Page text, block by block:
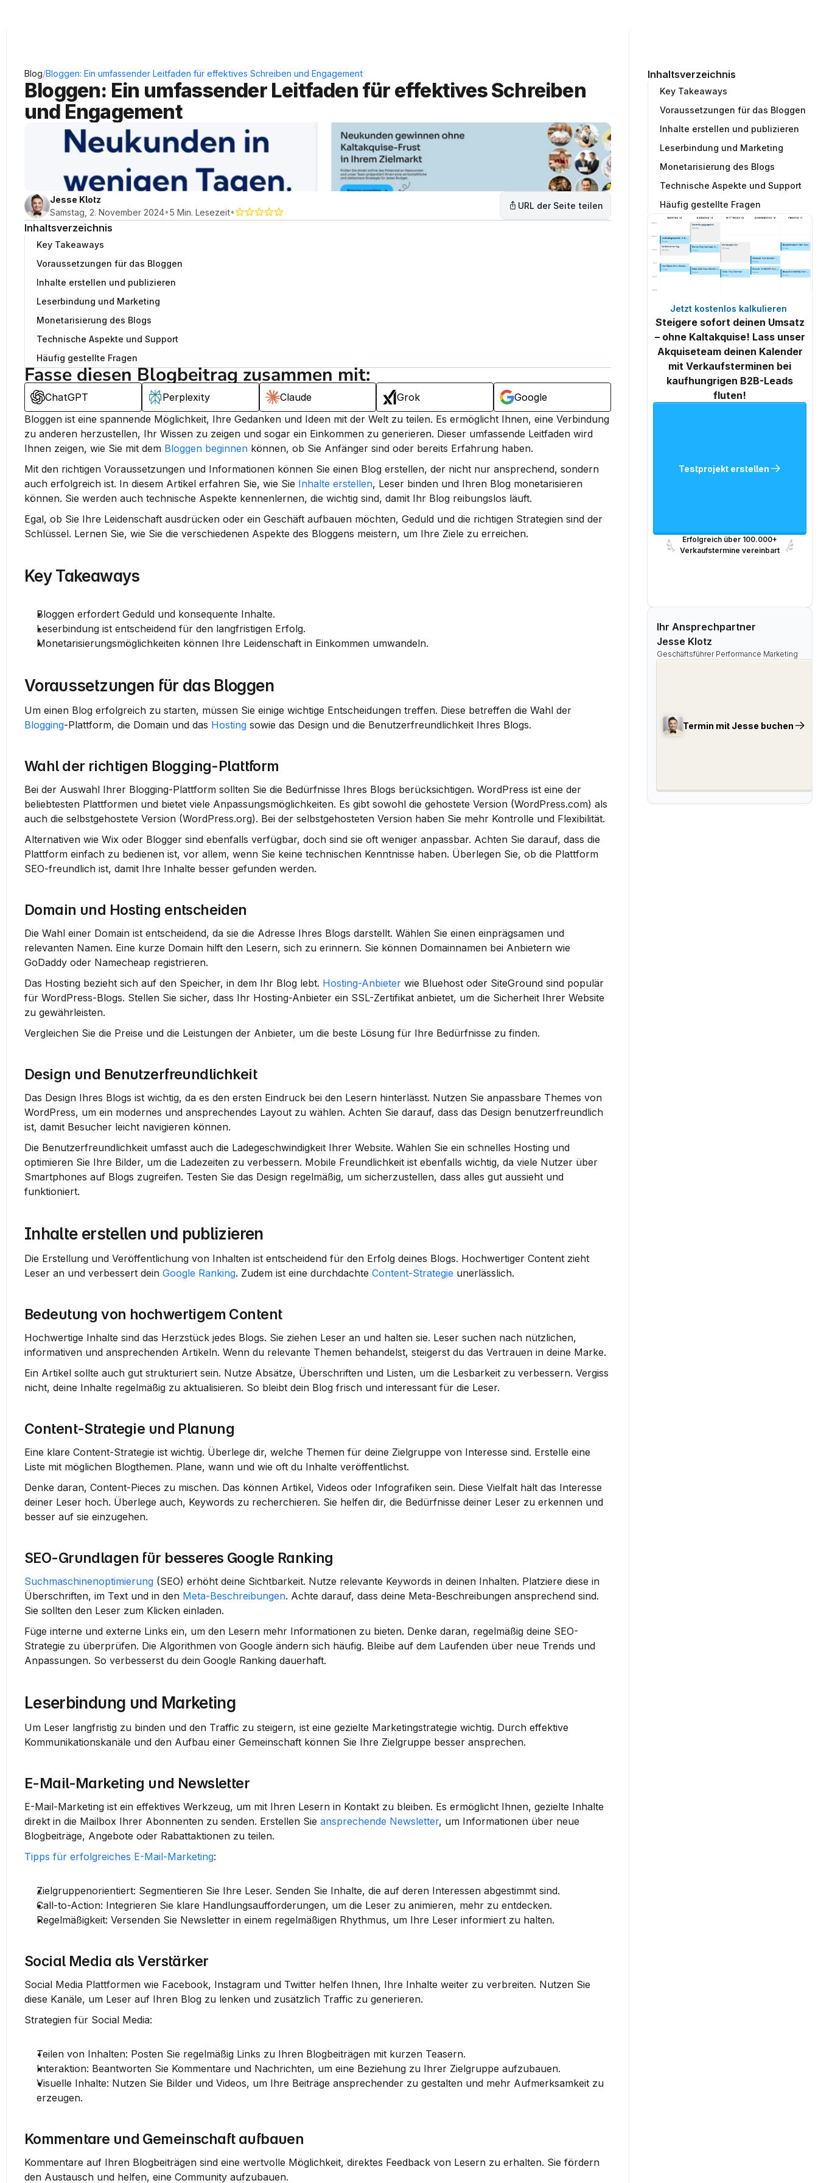
Inhaltsverzeichnis
Key Takeaways
Voraussetzungen für das Bloggen
Inhalte erstellen und publizieren
Leserbindung und Marketing
Monetarisierung des Blogs
Technische Aspekte und Support
Häufig gestellte Fragen
Jetzt kostenlos kalkulieren
Steigere sofort deinen Umsatz
– ohne Kaltakquise! Lass unser
Akquiseteam deinen Kalender
mit Verkaufsterminen bei
kaufhungrigen B2B-Leads
fluten!
Testprojekt erstellen
Erfolgreich über 100.000+
Verkaufstermine vereinbart
Ihr Ansprechpartner
Jesse Klotz
Geschäftsführer Performance Marketing
Termin mit Jesse buchen
Blog/Bloggen: Ein umfassender Leitfaden für effektives Schreiben und Engagement
Bloggen: Ein umfassender Leitfaden für effektives Schreiben
und Engagement
Jesse Klotz
Samstag, 2. November 2024•5 Min. Lesezeit•
URL der Seite teilen
Inhaltsverzeichnis
Key Takeaways
Voraussetzungen für das Bloggen
Inhalte erstellen und publizieren
Leserbindung und Marketing
Monetarisierung des Blogs
Technische Aspekte und Support
Häufig gestellte Fragen
Fasse diesen Blogbeitrag zusammen mit:
ChatGPT Perplexity Claude Grok
Google
Bloggen ist eine spannende Möglichkeit, Ihre Gedanken und Ideen mit der Welt zu teilen. Es ermöglicht Ihnen, eine Verbindung
zu anderen herzustellen, Ihr Wissen zu zeigen und sogar ein Einkommen zu generieren. Dieser umfassende Leitfaden wird
Ihnen zeigen, wie Sie mit dem Bloggen beginnen können, ob Sie Anfänger sind oder bereits Erfahrung haben.
Mit den richtigen Voraussetzungen und Informationen können Sie einen Blog erstellen, der nicht nur ansprechend, sondern
auch erfolgreich ist. In diesem Artikel erfahren Sie, wie Sie Inhalte erstellen, Leser binden und Ihren Blog monetarisieren
können. Sie werden auch technische Aspekte kennenlernen, die wichtig sind, damit Ihr Blog reibungslos läuft.
Egal, ob Sie Ihre Leidenschaft ausdrücken oder ein Geschäft aufbauen möchten, Geduld und die richtigen Strategien sind der
Schlüssel. Lernen Sie, wie Sie die verschiedenen Aspekte des Bloggens meistern, um Ihre Ziele zu erreichen.
Key Takeaways
Bloggen erfordert Geduld und konsequente Inhalte.
Leserbindung ist entscheidend für den langfristigen Erfolg.
Monetarisierungsmöglichkeiten können Ihre Leidenschaft in Einkommen umwandeln.
Voraussetzungen für das Bloggen
Blogging-Plattform, die Domain und das Hosting sowie das Design und die Benutzerfreundlichkeit Ihres Blogs.
Wahl der richtigen Blogging-Plattform
Bei der Auswahl Ihrer Blogging-Plattform sollten Sie die Bedürfnisse Ihres Blogs berücksichtigen. WordPress ist eine der
beliebtesten Plattformen und bietet viele Anpassungsmöglichkeiten. Es gibt sowohl die gehostete Version (WordPress.com) als
auch die selbstgehostete Version (WordPress.org). Bei der selbstgehosteten Version haben Sie mehr Kontrolle und Flexibilität.
Alternativen wie Wix oder Blogger sind ebenfalls verfügbar, doch sind sie oft weniger anpassbar. Achten Sie darauf, dass die
Plattform einfach zu bedienen ist, vor allem, wenn Sie keine technischen Kenntnisse haben. Überlegen Sie, ob die Plattform
SEO-freundlich ist, damit Ihre Inhalte besser gefunden werden.
Domain und Hosting entscheiden
Die Wahl einer Domain ist entscheidend, da sie die Adresse Ihres Blogs darstellt. Wählen Sie einen einprägsamen und
relevanten Namen. Eine kurze Domain hilft den Lesern, sich zu erinnern. Sie können Domainnamen bei Anbietern wie
GoDaddy oder Namecheap registrieren.
Das Hosting bezieht sich auf den Speicher, in dem Ihr Blog lebt. Hosting-Anbieter wie Bluehost oder SiteGround sind populär
für WordPress-Blogs. Stellen Sie sicher, dass Ihr Hosting-Anbieter ein SSL-Zertifikat anbietet, um die Sicherheit Ihrer Website
zu gewährleisten.
Vergleichen Sie die Preise und die Leistungen der Anbieter, um die beste Lösung für Ihre Bedürfnisse zu finden.
Design und Benutzerfreundlichkeit
Das Design Ihres Blogs ist wichtig, da es den ersten Eindruck bei den Lesern hinterlässt. Nutzen Sie anpassbare Themes von
WordPress, um ein modernes und ansprechendes Layout zu wählen. Achten Sie darauf, dass das Design benutzerfreundlich
ist, damit Besucher leicht navigieren können.
Die Benutzerfreundlichkeit umfasst auch die Ladegeschwindigkeit Ihrer Website. Wählen Sie ein schnelles Hosting und
optimieren Sie Ihre Bilder, um die Ladezeiten zu verbessern. Mobile Freundlichkeit ist ebenfalls wichtig, da viele Nutzer über
Smartphones auf Blogs zugreifen. Testen Sie das Design regelmäßig, um sicherzustellen, dass alles gut aussieht und
funktioniert.
Inhalte erstellen und publizieren
Die Erstellung und Veröffentlichung von Inhalten ist entscheidend für den Erfolg deines Blogs. Hochwertiger Content zieht
Leser an und verbessert dein Google Ranking. Zudem ist eine durchdachte Content-Strategie unerlässlich.
Bedeutung von hochwertigem Content
Hochwertige Inhalte sind das Herzstück jedes Blogs. Sie ziehen Leser an und halten sie. Leser suchen nach nützlichen,
informativen und ansprechenden Artikeln. Wenn du relevante Themen behandelst, steigerst du das Vertrauen in deine Marke.
Ein Artikel sollte auch gut strukturiert sein. Nutze Absätze, Überschriften und Listen, um die Lesbarkeit zu verbessern. Vergiss
nicht, deine Inhalte regelmäßig zu aktualisieren. So bleibt dein Blog frisch und interessant für die Leser.
Content-Strategie und Planung
Eine klare Content-Strategie ist wichtig. Überlege dir, welche Themen für deine Zielgruppe von Interesse sind. Erstelle eine
Liste mit möglichen Blogthemen. Plane, wann und wie oft du Inhalte veröffentlichst.
Denke daran, Content-Pieces zu mischen. Das können Artikel, Videos oder Infografiken sein. Diese Vielfalt hält das Interesse
deiner Leser hoch. Überlege auch, Keywords zu recherchieren. Sie helfen dir, die Bedürfnisse deiner Leser zu erkennen und
besser auf sie einzugehen.
SEO-Grundlagen für besseres Google Ranking
Suchmaschinenoptimierung (SEO) erhöht deine Sichtbarkeit. Nutze relevante Keywords in deinen Inhalten. Platziere diese in
Überschriften, im Text und in den Meta-Beschreibungen. Achte darauf, dass deine Meta-Beschreibungen ansprechend sind.
Sie sollten den Leser zum Klicken einladen.
Füge interne und externe Links ein, um den Lesern mehr Informationen zu bieten. Denke daran, regelmäßig deine SEO-
Strategie zu überprüfen. Die Algorithmen von Google ändern sich häufig. Bleibe auf dem Laufenden über neue Trends und
Anpassungen. So verbesserst du dein Google Ranking dauerhaft.
Leserbindung und Marketing
Um Leser langfristig zu binden und den Traffic zu steigern, ist eine gezielte Marketingstrategie wichtig. Durch effektive
Kommunikationskanäle und den Aufbau einer Gemeinschaft können Sie Ihre Zielgruppe besser ansprechen.
E-Mail-Marketing und Newsletter
E-Mail-Marketing ist ein effektives Werkzeug, um mit Ihren Lesern in Kontakt zu bleiben. Es ermöglicht Ihnen, gezielte Inhalte
direkt in die Mailbox Ihrer Abonnenten zu senden. Erstellen Sie ansprechende Newsletter, um Informationen über neue
Blogbeiträge, Angebote oder Rabattaktionen zu teilen.
Tipps für erfolgreiches E-Mail-Marketing:
Zielgruppenorientiert: Segmentieren Sie Ihre Leser. Senden Sie Inhalte, die auf deren Interessen abgestimmt sind.
Call-to-Action: Integrieren Sie klare Handlungsaufforderungen, um die Leser zu animieren, mehr zu entdecken.
Regelmäßigkeit: Versenden Sie Newsletter in einem regelmäßigen Rhythmus, um Ihre Leser informiert zu halten.
Social Media als Verstärker
Social Media Plattformen wie Facebook, Instagram und Twitter helfen Ihnen, Ihre Inhalte weiter zu verbreiten. Nutzen Sie
diese Kanäle, um Leser auf Ihren Blog zu lenken und zusätzlich Traffic zu generieren.
Strategien für Social Media:
Teilen von Inhalten: Posten Sie regelmäßig Links zu Ihren Blogbeiträgen mit kurzen Teasern.
Interaktion: Beantworten Sie Kommentare und Nachrichten, um eine Beziehung zu Ihrer Zielgruppe aufzubauen.
Visuelle Inhalte: Nutzen Sie Bilder und Videos, um Ihre Beiträge ansprechender zu gestalten und mehr Aufmerksamkeit zu
erzeugen.
Kommentare und Gemeinschaft aufbauen
Kommentare auf Ihren Blogbeiträgen sind eine wertvolle Möglichkeit, direktes Feedback von Lesern zu erhalten. Sie fördern
den Austausch und helfen, eine Community aufzubauen.